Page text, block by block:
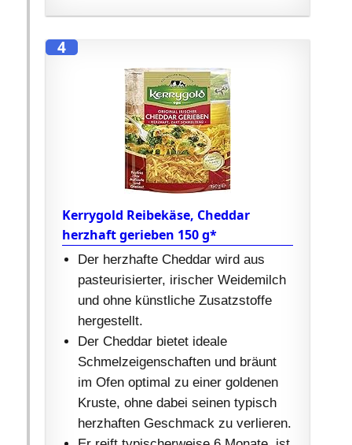
4
Kerrygold Reibekäse, Cheddar
herzhaft gerieben 150 g*
Der herzhafte Cheddar wird aus
pasteurisierter, irischer Weidemilch
und ohne künstliche Zusatzstoffe
hergestellt.
Der Cheddar bietet ideale
Schmelzeigenschaften und bräunt
im Ofen optimal zu einer goldenen
Kruste, ohne dabei seinen typisch
herzhaften Geschmack zu verlieren.